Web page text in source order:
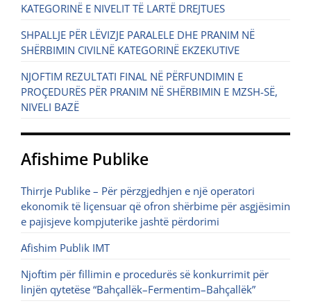
KATEGORINË E NIVELIT TË LARTË DREJTUES
SHPALLJE PËR LËVIZJE PARALELE DHE PRANIM NË
SHËRBIMIN CIVILNË KATEGORINË EKZEKUTIVE
NJOFTIM REZULTATI FINAL NË PËRFUNDIMIN E
PROÇEDURËS PËR PRANIM NË SHËRBIMIN E MZSH-SË,
NIVELI BAZË
Afishime Publike
Thirrje Publike – Për përzgjedhjen e një operatori
ekonomik të liçensuar që ofron shërbime për asgjësimin
e pajisjeve kompjuterike jashtë përdorimi
Afishim Publik IMT
Njoftim për fillimin e procedurës së konkurrimit për
linjën qytetëse “Bahçallëk–Fermentim–Bahçallëk”